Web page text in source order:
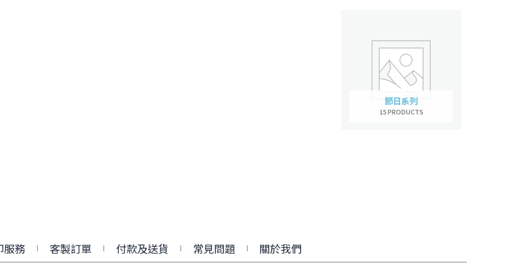
節日系列
15 PRODUCTS
服務 客製訂單 付款及送貨 常見問題 關於我們